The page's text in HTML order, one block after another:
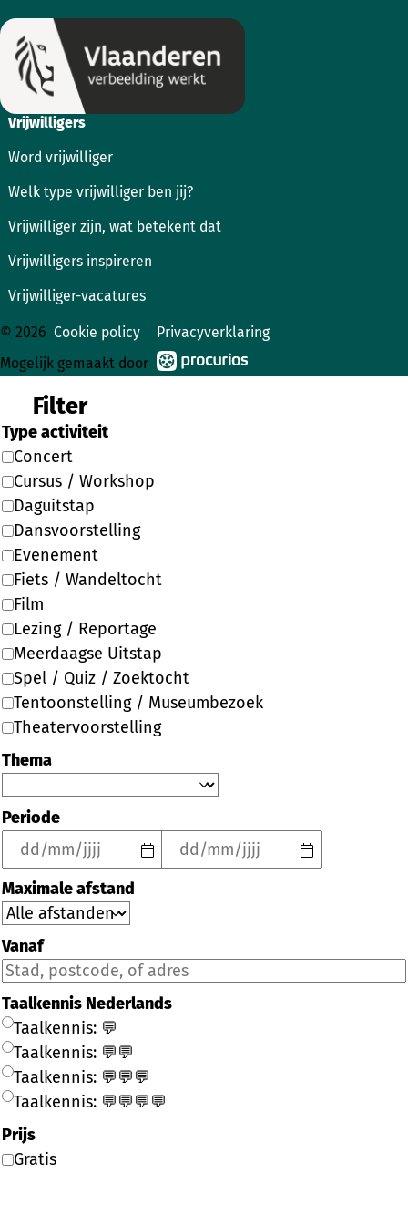
Vrijwilligers
Word vrijwilliger
Welk type vrijwilliger ben jij?
Vrijwilliger zijn, wat betekent dat
Vrijwilligers inspireren
Vrijwilliger-vacatures
© 2026 Cookie policy
Privacyverklaring
Mogelijk gemaakt door
Filter
Type activiteit
Concert
Cursus / Workshop
Daguitstap
Dansvoorstelling
Evenement
Fiets / Wandeltocht
Film
Lezing / Reportage
Meerdaagse Uitstap
Spel / Quiz / Zoektocht
Tentoonstelling / Museumbezoek
Theatervoorstelling
Thema
Periode
Maximale afstand
Vanaf
Taalkennis Nederlands
Taalkennis: 💬
Taalkennis: 💬💬
Taalkennis: 💬💬💬
Taalkennis: 💬💬💬💬
Prijs
Gratis